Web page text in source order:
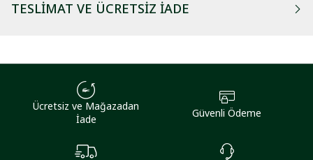
TESLIMAT VE ÜCRETSIZ İADE
Ücretsiz ve Mağazadan
İade
Güvenli Ödeme